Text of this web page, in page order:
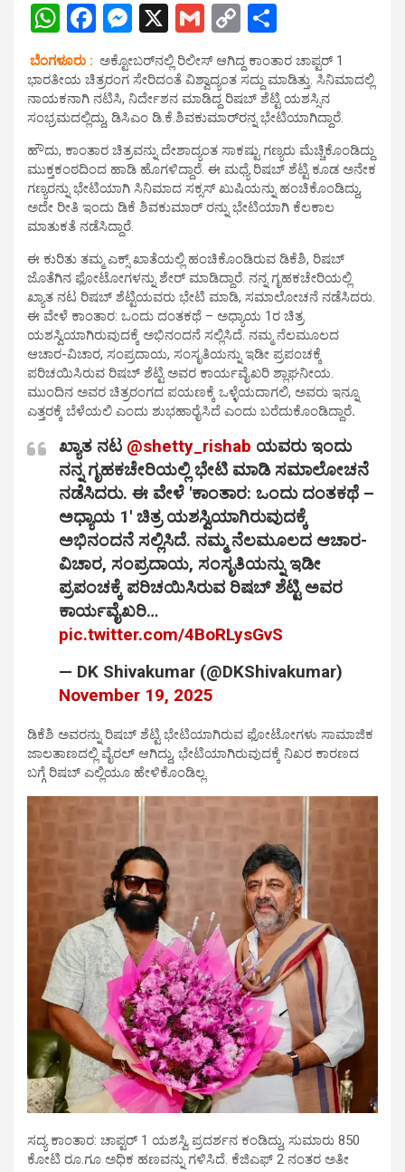
W
h
at
s
p
p
F
ce
b
o
o
k
M
es
se
n
er
X
G
m
ail
C
o
py
Li
n
k
h
ar
e
ಬೆಂಗಳೂರು : ಅಕ್ಟೋಬರ್‌ನಲ್ಲಿ ರಿಲೀಸ್ ಆಗಿದ್ದ ಕಾಂತಾರ ಚಾಪ್ಟರ್ 1
ಭಾರತೀಯ ಚಿತ್ರರಂಗ ಸೇರಿದಂತೆ ವಿಶ್ವಾದ್ಯಂತ ಸದ್ದು ಮಾಡಿತ್ತು. ಸಿನಿಮಾದಲ್ಲಿ
ನಾಯಕನಾಗಿ ನಟಿಸಿ, ನಿರ್ದೇಶನ ಮಾಡಿದ್ದ ರಿಷಬ್ ಶೆಟ್ಟಿ ಯಶಸ್ಸಿನ
ಸಂಭ್ರಮದಲ್ಲಿದ್ದು, ಡಿಸಿಎಂ ಡಿ.ಕೆ.ಶಿವಕುಮಾರ್‌ರನ್ನ ಭೇಟಿಯಾಗಿದ್ದಾರೆ.
ಹೌದು, ಕಾಂತಾರ ಚಿತ್ರವನ್ನು ದೇಶಾದ್ಯಂತ ಸಾಕಷ್ಟು ಗಣ್ಯರು ಮೆಚ್ಚಿಕೊಂಡಿದ್ದು
ಮುಕ್ತಕಂಠದಿಂದ ಹಾಡಿ ಹೊಗಳಿದ್ದಾರೆ. ಈ ಮಧ್ಯೆ ರಿಷಬ್ ಶೆಟ್ಟಿ ಕೂಡ ಅನೇಕ
ಗಣ್ಯರನ್ನು ಭೇಟಿಯಾಗಿ ಸಿನಿಮಾದ ಸಕ್ಸಸ್ ಖುಷಿಯನ್ನು ಹಂಚಿಕೊಂಡಿದ್ದು,
ಅದೇ ರೀತಿ ಇಂದು ಡಿಕೆ ಶಿವಕುಮಾರ್ ರನ್ನು ಭೇಟಿಯಾಗಿ ಕೆಲಕಾಲ
ಮಾತುಕತೆ ನಡೆಸಿದ್ದಾರೆ.
ಈ ಕುರಿತು ತಮ್ಮ ಎಕ್ಸ್ ಖಾತೆಯಲ್ಲಿ ಹಂಚಿಕೊಂಡಿರುವ ಡಿಕೆಶಿ, ರಿಷಬ್
ಜೊತೆಗಿನ ಫೋಟೋಗಳನ್ನು ಶೇರ್ ಮಾಡಿದ್ದಾರೆ. ನನ್ನ ಗೃಹಕಚೇರಿಯಲ್ಲಿ
ಖ್ಯಾತ ನಟ ರಿಷಬ್ ಶೆಟ್ಟಿಯವರು ಭೇಟಿ ಮಾಡಿ, ಸಮಾಲೋಚನೆ ನಡೆಸಿದರು.
ಈ ವೇಳೆ ಕಾಂತಾರ: ಒಂದು ದಂತಕಥೆ – ಅಧ್ಯಾಯ 1ರ ಚಿತ್ರ
ಯಶಸ್ವಿಯಾಗಿರುವುದಕ್ಕೆ ಅಭಿನಂದನೆ ಸಲ್ಲಿಸಿದೆ. ನಮ್ಮ ನೆಲಮೂಲದ
ಆಚಾರ-ವಿಚಾರ, ಸಂಪ್ರದಾಯ, ಸಂಸೃತಿಯನ್ನು ಇಡೀ ಪ್ರಪಂಚಕ್ಕೆ
ಪರಿಚಯಿಸಿರುವ ರಿಷಬ್ ಶೆಟ್ಟಿ ಅವರ ಕಾರ್ಯವೈಖರಿ ಶ್ಲಾಘನೀಯ.
ಮುಂದಿನ ಅವರ ಚಿತ್ರರಂಗದ ಪಯಣಕ್ಕೆ ಒಳ್ಳೆಯದಾಗಲಿ, ಅವರು ಇನ್ನೂ
ಎತ್ತರಕ್ಕೆ ಬೆಳೆಯಲಿ ಎಂದು ಶುಭಹಾರೈಸಿದೆ ಎಂದು ಬರೆದುಕೊಂಡಿದ್ದಾರೆ.
ಖ್ಯಾತ ನಟ @shetty_rishab ಯವರು ಇಂದು
ನನ್ನ ಗೃಹಕಚೇರಿಯಲ್ಲಿ ಭೇಟಿ ಮಾಡಿ ಸಮಾಲೋಚನೆ
ನಡೆಸಿದರು. ಈ ವೇಳೆ 'ಕಾಂತಾರ: ಒಂದು ದಂತಕಥೆ –
ಅಧ್ಯಾಯ 1' ಚಿತ್ರ ಯಶಸ್ವಿಯಾಗಿರುವುದಕ್ಕೆ
ಅಭಿನಂದನೆ ಸಲ್ಲಿಸಿದೆ. ನಮ್ಮ ನೆಲಮೂಲದ ಆಚಾರ-
ವಿಚಾರ, ಸಂಪ್ರದಾಯ, ಸಂಸೃತಿಯನ್ನು ಇಡೀ
ಪ್ರಪಂಚಕ್ಕೆ ಪರಿಚಯಿಸಿರುವ ರಿಷಬ್‌ ಶೆಟ್ಟಿ ಅವರ
ಕಾರ್ಯವೈಖರಿ…
pic.twitter.com/4BoRLysGvS
— DK Shivakumar (@DKShivakumar)
November 19, 2025
ಡಿಕೆಶಿ ಅವರನ್ನು ರಿಷಬ್ ಶೆಟ್ಟಿ ಭೇಟಿಯಾಗಿರುವ ಫೋಟೋಗಳು ಸಾಮಾಜಿಕ
ಜಾಲತಾಣದಲ್ಲಿ ವೈರಲ್ ಆಗಿದ್ದು, ಭೇಟಿಯಾಗಿರುವುದಕ್ಕೆ ನಿಖರ ಕಾರಣದ
ಬಗ್ಗೆ ರಿಷಬ್ ಎಲ್ಲಿಯೂ ಹೇಳಿಕೊಂಡಿಲ್ಲ.
ಸದ್ಯ ಕಾಂತಾರ: ಚಾಪ್ಟರ್ 1 ಯಶಸ್ವಿ ಪ್ರದರ್ಶನ ಕಂಡಿದ್ದು, ಸುಮಾರು 850
ಕೋಟಿ ರೂ.ಗೂ ಅಧಿಕ ಹಣವನ್ನು ಗಳಿಸಿದೆ. ಕೆಜಿಎಫ್ 2 ನಂತರ ಅತೀ